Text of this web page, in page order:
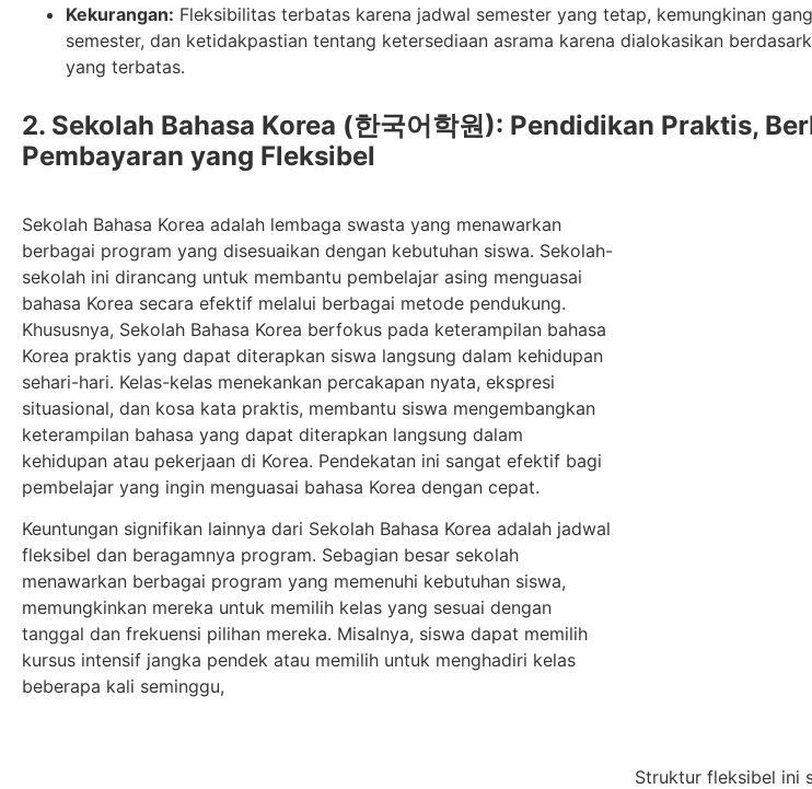
Kekurangan: Fleksibilitas terbatas karena jadwal semester yang tetap, kemungkinan
semester, dan ketidakpastian tentang ketersediaan asrama karena dialokasikan
yang terbatas.
2. Sekolah Bahasa Korea (한국어학원): Pendidikan Praktis,
Pembayaran yang Fleksibel
Sekolah Bahasa Korea adalah lembaga swasta yang menawarkan
berbagai program yang disesuaikan dengan kebutuhan siswa. Sekolah-
sekolah ini dirancang untuk membantu pembelajar asing menguasai
bahasa Korea secara efektif melalui berbagai metode pendukung.
Khususnya, Sekolah Bahasa Korea berfokus pada keterampilan bahasa
Korea praktis yang dapat diterapkan siswa langsung dalam kehidupan
sehari-hari. Kelas-kelas menekankan percakapan nyata, ekspresi
situasional, dan kosa kata praktis, membantu siswa mengembangkan
keterampilan bahasa yang dapat diterapkan langsung dalam
kehidupan atau pekerjaan di Korea. Pendekatan ini sangat efektif bagi
pembelajar yang ingin menguasai bahasa Korea dengan cepat.
Keuntungan signifikan lainnya dari Sekolah Bahasa Korea adalah jadwal
fleksibel dan beragamnya program. Sebagian besar sekolah
menawarkan berbagai program yang memenuhi kebutuhan siswa,
memungkinkan mereka untuk memilih kelas yang sesuai dengan
tanggal dan frekuensi pilihan mereka. Misalnya, siswa dapat memilih
kursus intensif jangka pendek atau memilih untuk menghadiri kelas
beberapa kali seminggu,
tergantung
Struktur fleksibel ini